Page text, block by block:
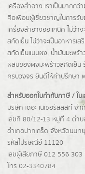
เครื่องสำอาง เราเป็นมากกว่
คือเพื่อนผู้เชี่ยวชาญในการรั
เครื่องสำอางออแกนิค ไม่ว่
สกัดเย็น ไม่ว่าจะเป็นอาหาร
สกัดเย็นแบบผง, น้ำมันมะพร้
ผสมของผงมะพร้าวสกัดเย็น
ครบวงจร ยินดีให้คำปรึกษา
สำหรับออกใบกำกับภาษี / ใบ
บริษัท เดอะ เนเชอรัลลิสท์ จ
เลขที่ 80/12-13 หมู่ที่ 4 ตำ
อำเภอปากเกร็ด จังหวัดนนท
รหัสไปรษณีย์ 11120
เลขผู้เสียภาษี 012 556 303
โทร 02-3340784